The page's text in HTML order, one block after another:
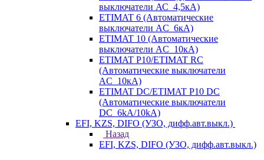
выключатели АС_4,5кА)
ETIMAT 6 (Автоматические
выключатели AC_6кА)
ETIMAT 10 (Автоматические
выключатели AC_10кА)
ETIMAT P10/ETIMAT RC
(Автоматические выключатели
AC_10кА)
ETIMAT DC/ETIMAT P10 DC
(Автоматические выключатели
DC_6kA/10kA)
EFI, KZS, DIFO (УЗО, дифф.авт.выкл.)
Назад
EFI, KZS, DIFO (УЗО, дифф.авт.выкл.)